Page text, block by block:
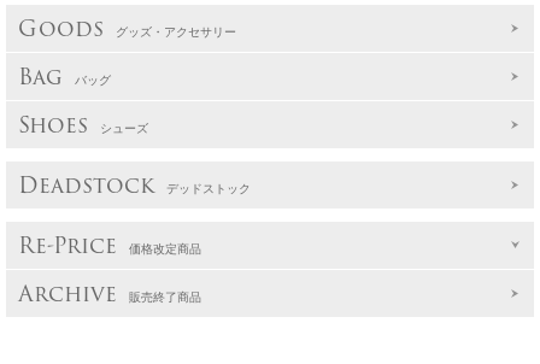
Goods グッズ・アクセサリー
Bag バッグ
Shoes シューズ
Deadstock デッドストック
Re-Price 価格改定商品
Archive 販売終了商品